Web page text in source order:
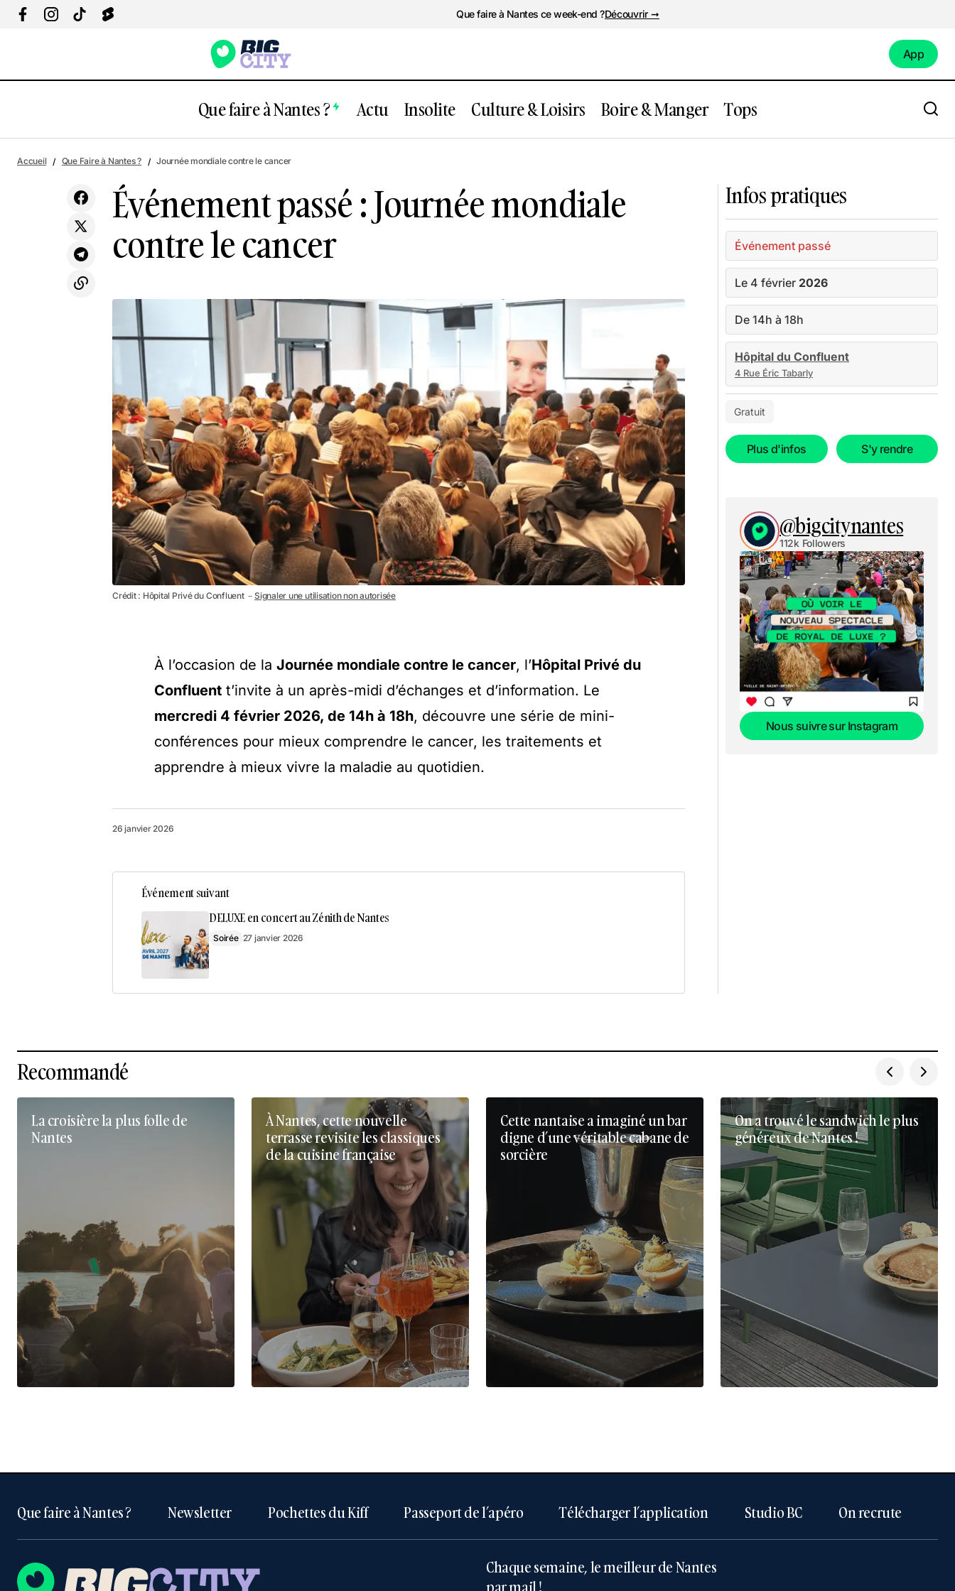
Que faire à Nantes ce week-end ?Découvrir ➞
App
Que faire à Nantes ? Actu Insolite Culture & Loisirs Boire & Manger Tops
Événement passé : Journée mondiale contre le cancer
Accueil Que Faire à Nantes ? Journée mondiale contre le cancer
Événement passé : Journée mondiale
contre le cancer
Crédit : Hôpital Privé du Confluent －Signaler une utilisation non autorisée
À l’occasion de la Journée mondiale contre le cancer, l’Hôpital Privé du
Confluent t’invite à un après-midi d’échanges et d’information. Le
mercredi 4 février 2026, de 14h à 18h, découvre une série de mini-
conférences pour mieux comprendre le cancer, les traitements et
apprendre à mieux vivre la maladie au quotidien.
26 janvier 2026
Événement suivant
DELUXE en concert au Zénith de Nantes
Soirée 27 janvier 2026
Infos pratiques
Événement passé
Le 4 février 2026
De 14h à 18h
Hôpital du Confluent
4 Rue Éric Tabarly
Gratuit
Plus d'infos S'y rendre
@bigcitynantes
112k Followers
Nous suivre sur Instagram
Recommandé
La croisière la plus folle de
Nantes
À Nantes, cette nouvelle
terrasse revisite les classiques
de la cuisine française
Cette nantaise a imaginé un bar
digne d’une véritable cabane de
sorcière
On a trouvé le sandwich le plus
généreux de Nantes !
Que faire à Nantes ? Newsletter Pochettes du Kiff Passeport de l’apéro Télécharger l’application Studio BC On recrute
Chaque semaine, le meilleur de Nantes
par mail !